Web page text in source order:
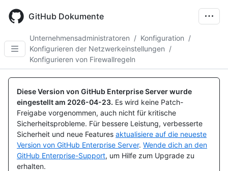
main
GitHub Dokumente
Unternehmensadministratoren / Konfiguration /
Konfigurieren der Netzwerkeinstellungen /
Konfigurieren von Firewallregeln
Diese Version von GitHub Enterprise Server wurde
eingestellt am 2026-04-23. Es wird keine Patch-
Freigabe vorgenommen, auch nicht für kritische
Sicherheitsprobleme. Für bessere Leistung, verbesserte
Sicherheit und neue Features aktualisiere auf die neueste
Version von GitHub Enterprise Server. Wende dich an den
GitHub Enterprise-Support, um Hilfe zum Upgrade zu
erhalten.